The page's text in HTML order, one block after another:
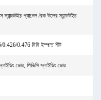
স্যান্ডউইচ প্যানেল /রক উলের স্যান্ডউইচ
0.476 মিমি ইস্পাত শীট
ডোর, পিভিসি স্লাইডিং ডোর